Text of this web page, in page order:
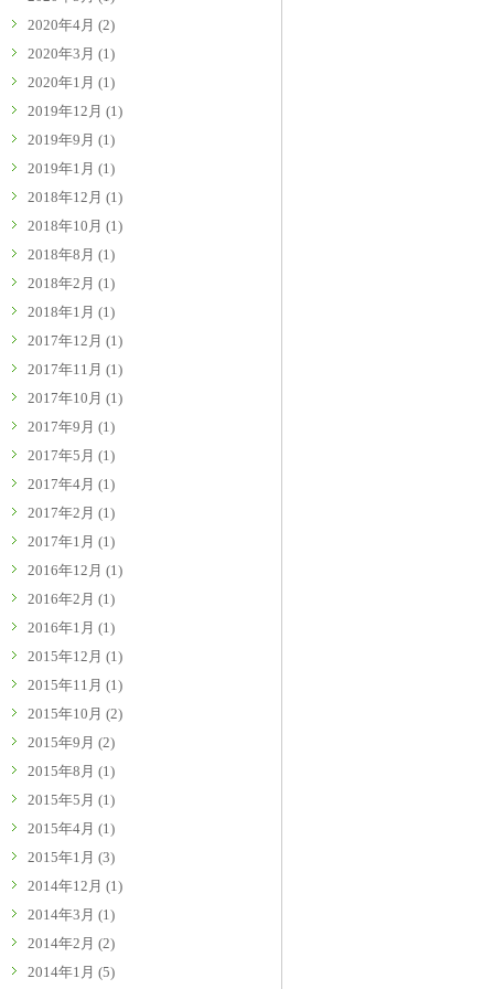
2020年4月 (2)
2020年3月 (1)
2020年1月 (1)
2019年12月 (1)
2019年9月 (1)
2019年1月 (1)
2018年12月 (1)
2018年10月 (1)
2018年8月 (1)
2018年2月 (1)
2018年1月 (1)
2017年12月 (1)
2017年11月 (1)
2017年10月 (1)
2017年9月 (1)
2017年5月 (1)
2017年4月 (1)
2017年2月 (1)
2017年1月 (1)
2016年12月 (1)
2016年2月 (1)
2016年1月 (1)
2015年12月 (1)
2015年11月 (1)
2015年10月 (2)
2015年9月 (2)
2015年8月 (1)
2015年5月 (1)
2015年4月 (1)
2015年1月 (3)
2014年12月 (1)
2014年3月 (1)
2014年2月 (2)
2014年1月 (5)